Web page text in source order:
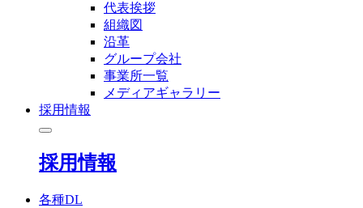
代表挨拶
組織図
沿革
グループ会社
事業所一覧
メディアギャラリー
採用情報
採用情報
各種DL